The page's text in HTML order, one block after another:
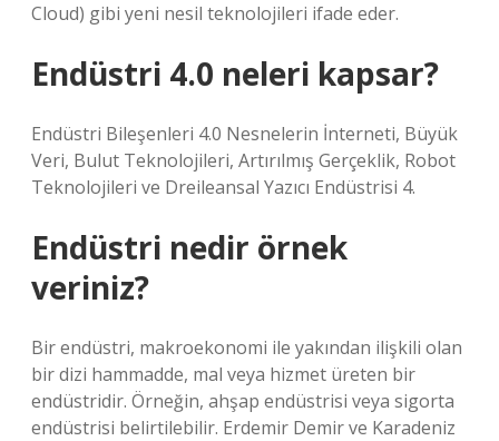
Cloud) gibi yeni nesil teknolojileri ifade eder.
Endüstri 4.0 neleri kapsar?
Endüstri Bileşenleri 4.0 Nesnelerin İnterneti, Büyük
Veri, Bulut Teknolojileri, Artırılmış Gerçeklik, Robot
Teknolojileri ve Dreileansal Yazıcı Endüstrisi 4.
Endüstri nedir örnek
veriniz?
Bir endüstri, makroekonomi ile yakından ilişkili olan
bir dizi hammadde, mal veya hizmet üreten bir
endüstridir. Örneğin, ahşap endüstrisi veya sigorta
endüstrisi belirtilebilir. Erdemir Demir ve Karadeniz